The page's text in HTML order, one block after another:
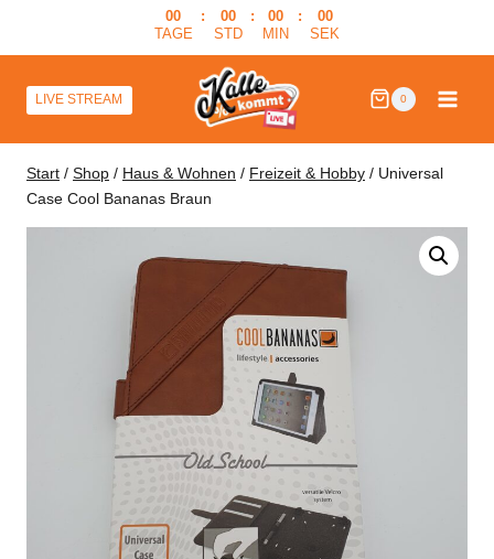
00
TAGE
:
00
STD
:
00
MIN
:
00
SEK
LIVE STREAM 0
Start / Shop / Haus & Wohnen / Freizeit & Hobby / Universal
Case Cool Bananas Braun